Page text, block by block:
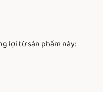
lợi từ sản phẩm này: